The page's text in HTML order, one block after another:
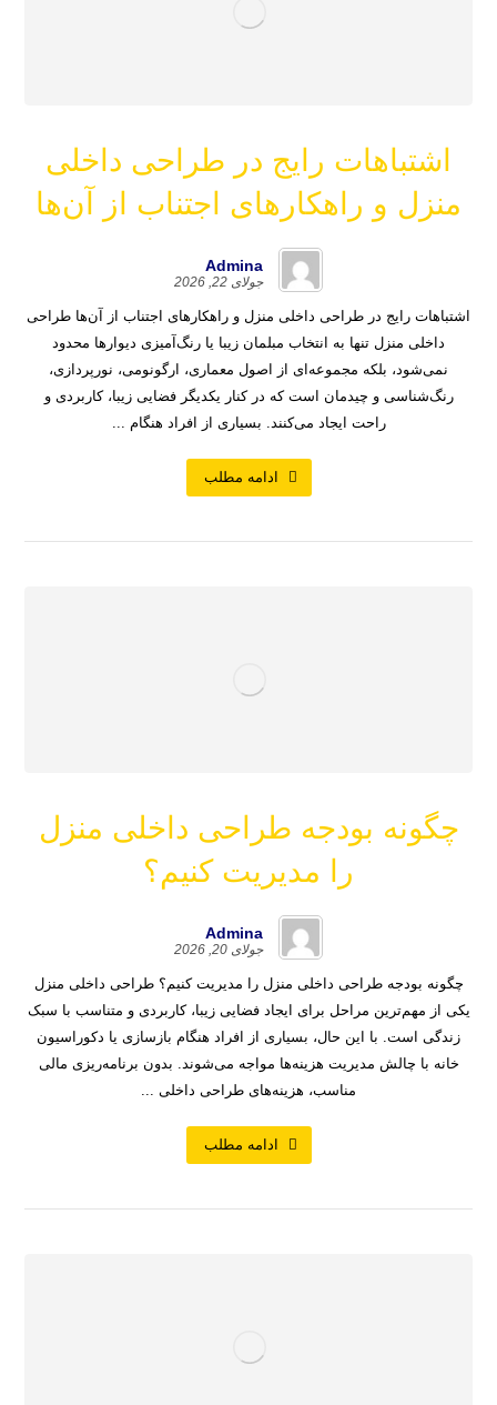
اشتباهات رایج در طراحی داخلی
منزل و راهکارهای اجتناب از آن‌ها
Admina
جولای 22, 2026
اشتباهات رایج در طراحی داخلی منزل و راهکارهای اجتناب از آن‌ها طراحی
داخلی منزل تنها به انتخاب مبلمان زیبا یا رنگ‌آمیزی دیوارها محدود
نمی‌شود، بلکه مجموعه‌ای از اصول معماری، ارگونومی، نورپردازی،
رنگ‌شناسی و چیدمان است که در کنار یکدیگر فضایی زیبا، کاربردی و
راحت ایجاد می‌کنند. بسیاری از افراد هنگام ...
ادامه مطلب
چگونه بودجه طراحی داخلی منزل
را مدیریت کنیم؟
Admina
جولای 20, 2026
چگونه بودجه طراحی داخلی منزل را مدیریت کنیم؟ طراحی داخلی منزل
یکی از مهم‌ترین مراحل برای ایجاد فضایی زیبا، کاربردی و متناسب با سبک
زندگی است. با این حال، بسیاری از افراد هنگام بازسازی یا دکوراسیون
خانه با چالش مدیریت هزینه‌ها مواجه می‌شوند. بدون برنامه‌ریزی مالی
مناسب، هزینه‌های طراحی داخلی ...
ادامه مطلب